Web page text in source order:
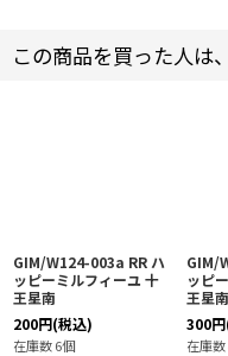
この商品を買った人は
GIM/W124-003a RR ハ
ッピーミルフィーユ 十
王星南
200円(税込)
在庫数 6個
GIM/
ッピ
王星南
300円
在庫